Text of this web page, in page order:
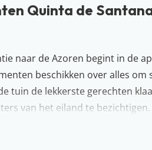
Quinta de
naar de Azoren begint in de
beschikken over alles
tuin de lekkerste gerechten
van het eiland te
Atlantische Oceaan. Kortom,